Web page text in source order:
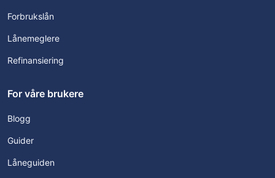
Forbrukslån
Lånemeglere
Refinansiering
For våre brukere
Blogg
Guider
Låneguiden